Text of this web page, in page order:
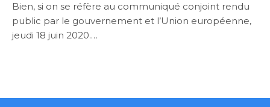
Bien, si on se réfère au communiqué conjoint rendu
public par le gouvernement et l’Union européenne,
jeudi 18 juin 2020.…